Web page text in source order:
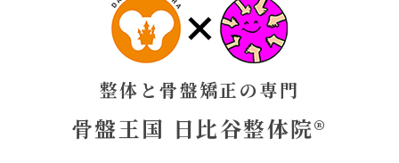
整体と骨盤矯正の専門
骨盤王国 日比谷整体院®